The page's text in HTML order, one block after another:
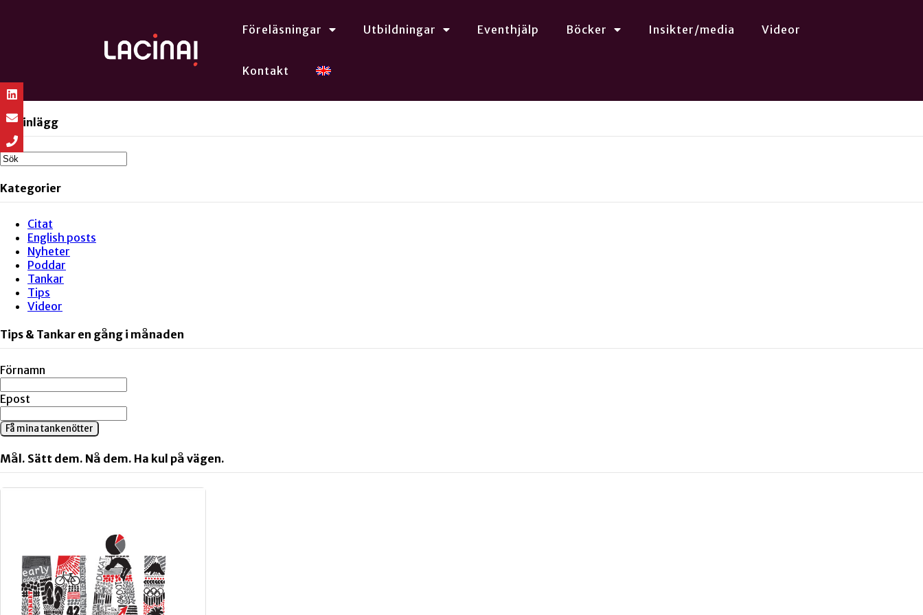
Föreläsningar Utbildningar Eventhjälp Böcker Insikter/media Videor
Kontakt
Sök inlägg
Kategorier
Citat
English posts
Nyheter
Poddar
Tankar
Tips
Videor
Tips & Tankar en gång i månaden
Förnamn
Epost
Få mina tankenötter
Mål. Sätt dem. Nå dem. Ha kul på vägen.